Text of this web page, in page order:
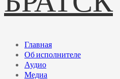
Главная
Об исполнителе
Аудио
Медиа